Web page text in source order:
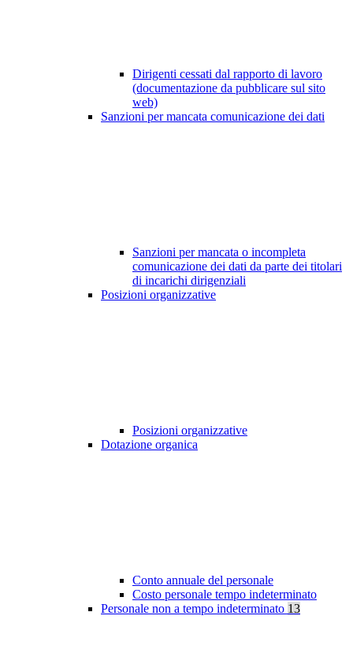
Dirigenti cessati dal rapporto di lavoro
(documentazione da pubblicare sul sito
web)
Sanzioni per mancata comunicazione dei dati
Sanzioni per mancata o incompleta
comunicazione dei dati da parte dei titolari
di incarichi dirigenziali
Posizioni organizzative
Posizioni organizzative
Dotazione organica
Conto annuale del personale
Costo personale tempo indeterminato
Personale non a tempo indeterminato 13